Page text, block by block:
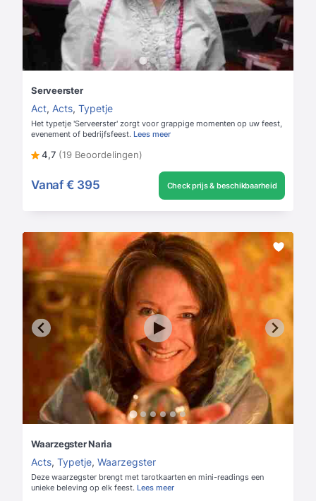
Serveerster
Act, Acts, Typetje
Het typetje 'Serveerster' zorgt voor grappige momenten op uw feest,
evenement of bedrijfsfeest. Lees meer
4,7 (19 Beoordelingen)
Vanaf € 395 Check prijs & beschikbaarheid
Waarzegster Naria
Acts, Typetje, Waarzegster
Deze waarzegster brengt met tarotkaarten en mini-readings een
unieke beleving op elk feest. Lees meer